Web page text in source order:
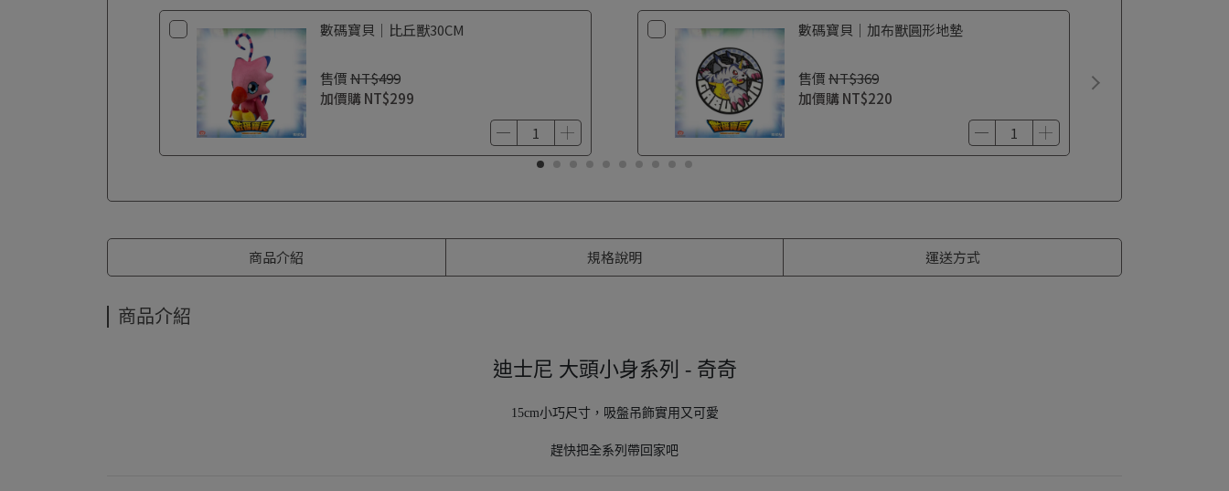
數碼寶貝｜比丘獸30CM
售價NT$499
加價購 NT$299
數碼寶貝｜加布獸圓形地墊
售價NT$369
加價購 NT$220
商品介紹 規格說明 運送方式
商品介紹
迪士尼 大頭小身系列 - 奇奇
15cm小巧尺寸，吸盤吊飾實用又可愛
趕快把全系列帶回家吧